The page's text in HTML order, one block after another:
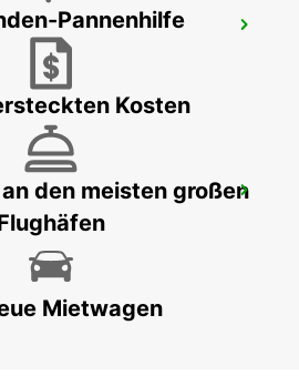
Pannenhilfe
Kosten
den meisten großen
Mietwagen